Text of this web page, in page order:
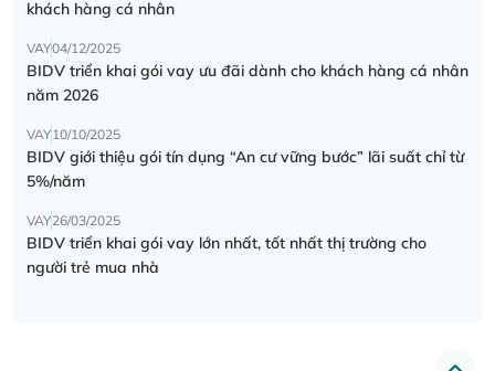
khách hàng cá nhân
VAY04/12/2025
BIDV triển khai gói vay ưu đãi dành cho khách hàng cá nhân
năm 2026
VAY10/10/2025
BIDV giới thiệu gói tín dụng “An cư vững bước” lãi suất chỉ từ
5%/năm
VAY26/03/2025
BIDV triển khai gói vay lớn nhất, tốt nhất thị trường cho
người trẻ mua nhà